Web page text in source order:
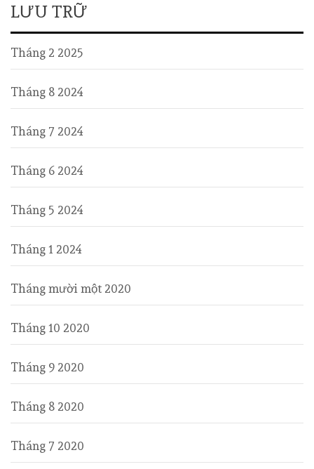
LƯU TRỮ
Tháng 2 2025
Tháng 8 2024
Tháng 7 2024
Tháng 6 2024
Tháng 5 2024
Tháng 1 2024
Tháng mười một 2020
Tháng 10 2020
Tháng 9 2020
Tháng 8 2020
Tháng 7 2020